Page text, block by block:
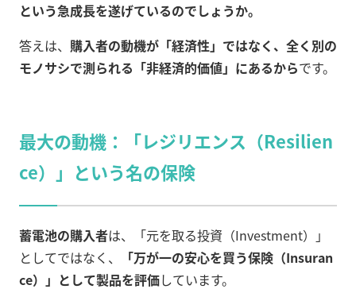
という急成長を遂げているのでしょうか。
答えは、 購入者の動機が「経済性」ではなく、全く別の
モノサシで測られる「非経済的価値」にあるからです。
最大の動機：「レジリエンス（Resilien
ce）」という名の保険
蓄電池の購入者は、「元を取る投資（Investment）」
としてではなく、
「万が一の安心を買う保険（Insuran
ce）」として製品を評価しています。